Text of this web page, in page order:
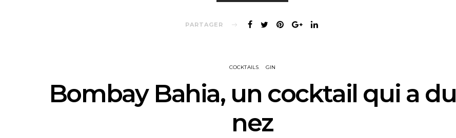
PARTAGER
COCKTAILS GIN
Bombay Bahia, un cocktail qui a du
nez